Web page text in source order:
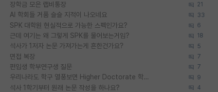
장학금 모은 랩비통장 21
AI 학회들 거품 슬슬 지적이 나오네요 33
SPK 대학원 현실적으로 가능한 스펙인가요? 6
근데 여기는 왜 그렇게 SPK를 물어보는거임? 18
석사가 1저자 논문 가져가는게 흔한건가요? 5
면접 복장 7
편입생 학부연구생 질문 7
우리나라도 학구 열풍보면 Higher Doctorate 학위가 필요하다고 봅니다. 9
석사 1학기부터 원래 논문 작성을 하나요? 4